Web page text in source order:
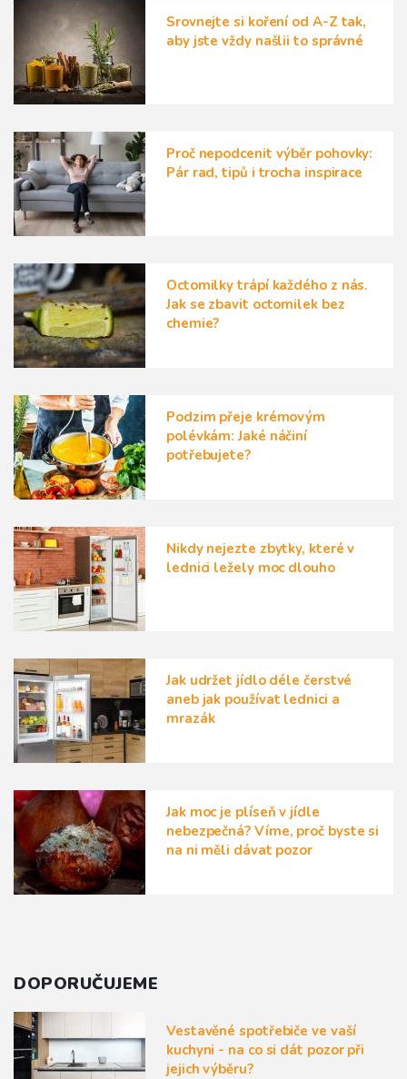
Srovnejte si koření od A-Z tak,
aby jste vždy našlii to správné
Proč nepodcenit výběr pohovky:
Pár rad, tipů i trocha inspirace
Octomilky trápí každého z nás.
Jak se zbavit octomilek bez
chemie?
Podzim přeje krémovým
polévkám: Jaké náčiní
potřebujete?
Nikdy nejezte zbytky, které v
lednici ležely moc dlouho
Jak udržet jídlo déle čerstvé
aneb jak používat lednici a
mrazák
Jak moc je plíseň v jídle
nebezpečná? Víme, proč byste si
na ni měli dávat pozor
DOPORUČUJEME
Vestavěné spotřebiče ve vaší
kuchyni - na co si dát pozor při
jejich výběru?